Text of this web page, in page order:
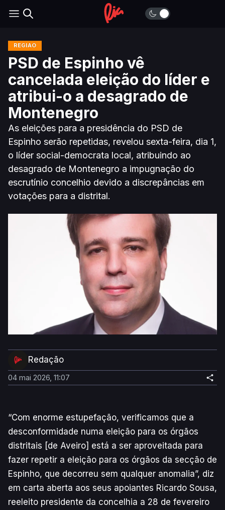
REGIÃO
PSD de Espinho vê
cancelada eleição do líder e
atribui-o a desagrado de
Montenegro
As eleições para a presidência do PSD de
Espinho serão repetidas, revelou sexta-feira, dia 1,
o líder social-democrata local, atribuindo ao
desagrado de Montenegro a impugnação do
escrutínio concelhio devido a discrepâncias em
votações para a distrital.
Redação
04 mai 2026, 11:07
“Com enorme estupefação, verificamos que a
desconformidade numa eleição para os órgãos
distritais [de Aveiro] está a ser aproveitada para
fazer repetir a eleição para os órgãos da secção de
Espinho, que decorreu sem qualquer anomalia”, diz
em carta aberta aos seus apoiantes Ricardo Sousa,
reeleito presidente da concelhia a 28 de fevereiro